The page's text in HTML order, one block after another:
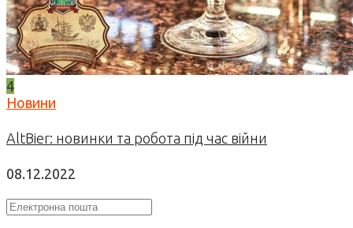
4
Новини
AltBier: новинки та робота під час війни
08.12.2022